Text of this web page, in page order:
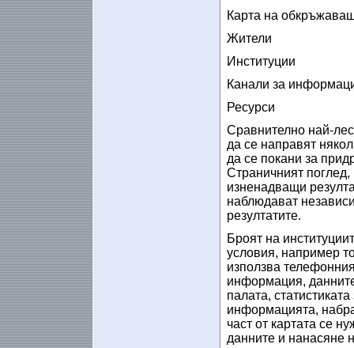
Карта на
Жители
Институции
Канали за
Ресурси
Сравнително най-
да се направят
да се покани за
Страничният
изненадващи
наблюдават
резултатите.
Броят на
условия, например
използва
информация,
палата,
информацията,
част от картата се
данните и нанасяне